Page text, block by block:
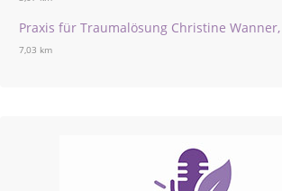
Praxis für Traumalösung Christine
7,03 km